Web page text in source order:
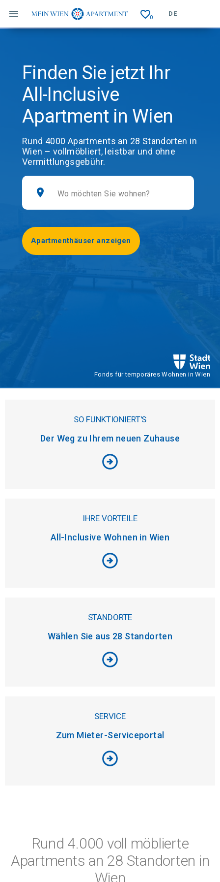
zum
favorite_border0
DE
Fonds für temporäres Wohnen in Wien
Finden Sie jetzt Ihr
All-Inclusive
Apartment in Wien
Rund 4000 Apartments an 28 Standorten in
Wien – vollmöbliert, leistbar und ohne
Vermittlungsgebühr.
location_on Wo möchten Sie wohnen?
Apartmenthäuser anzeigen
SO FUNKTIONIERT'S
Der Weg zu Ihrem neuen Zuhause
arrow_circle_right
IHRE VORTEILE
All-Inclusive Wohnen in Wien
arrow_circle_right
STANDORTE
Wählen Sie aus 28 Standorten
arrow_circle_right
SERVICE
Zum Mieter-Serviceportal
arrow_circle_right
Rund 4.000 voll möblierte
Apartments an 28 Standorten in
Wien